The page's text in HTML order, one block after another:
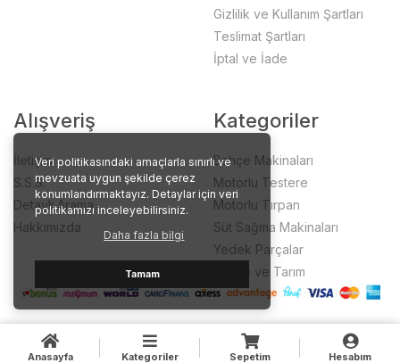
Veri politikasındaki amaçlarla sınırlı ve
mevzuata uygun şekilde çerez
konumlandırmaktayız. Detaylar için veri
politikamızı inceleyebilirsiniz.
Daha fazla bilgi
Tamam
Gizlilik ve Kullanım Şartları
Teslimat Şartları
İptal ve İade
Alışveriş
İletişim
S.S.S.
Detaylı Arama
Hakkımızda
Kategoriler
Bahçe Makinaları
Motorlu Testere
Motorlu Tırpan
Süt Sağma Makinaları
Yedek Parçalar
Bahçe ve Tarım
Anasayfa Kategoriler Sepetim Hesabım